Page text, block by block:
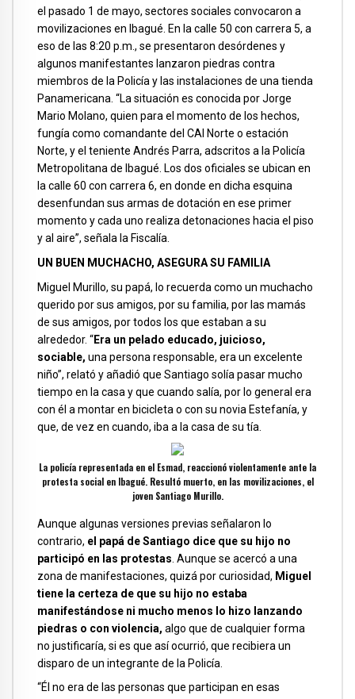
el pasado 1 de mayo, sectores sociales convocaron a
movilizaciones en Ibagué. En la calle 50 con carrera 5, a
eso de las 8:20 p.m., se presentaron desórdenes y
algunos manifestantes lanzaron piedras contra
miembros de la Policía y las instalaciones de una tienda
Panamericana. “La situación es conocida por Jorge
Mario Molano, quien para el momento de los hechos,
fungía como comandante del CAI Norte o estación
Norte, y el teniente Andrés Parra, adscritos a la Policía
Metropolitana de Ibagué. Los dos oficiales se ubican en
la calle 60 con carrera 6, en donde en dicha esquina
desenfundan sus armas de dotación en ese primer
momento y cada uno realiza detonaciones hacia el piso
y al aire”, señala la Fiscalía.
UN BUEN MUCHACHO, ASEGURA SU FAMILIA
Miguel Murillo, su papá, lo recuerda como un muchacho
querido por sus amigos, por su familia, por las mamás
de sus amigos, por todos los que estaban a su
alrededor. “Era un pelado educado, juicioso,
sociable, una persona responsable, era un excelente
niño”, relató y añadió que Santiago solía pasar mucho
tiempo en la casa y que cuando salía, por lo general era
con él a montar en bicicleta o con su novia Estefanía, y
que, de vez en cuando, iba a la casa de su tía.
La policía representada en el Esmad, reaccionó violentamente ante la
protesta social en Ibagué. Resultó muerto, en las movilizaciones, el
joven Santiago Murillo.
Aunque algunas versiones previas señalaron lo
contrario, el papá de Santiago dice que su hijo no
participó en las protestas . Aunque se acercó a una
zona de manifestaciones, quizá por curiosidad, Miguel
tiene la certeza de que su hijo no estaba
manifestándose ni mucho menos lo hizo lanzando
piedras o con violencia, algo que de cualquier forma
no justificaría, si es que así ocurrió, que recibiera un
disparo de un integrante de la Policía.
“Él no era de las personas que participan en esas